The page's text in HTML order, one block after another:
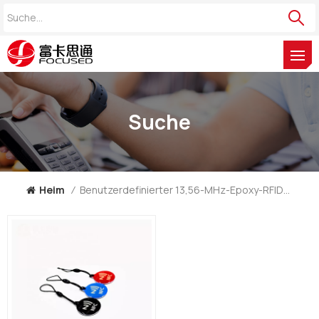
Suche
Heim / Benutzerdefinierter 13,56-MHz-Epoxy-RFID-Schlüsselanhänger